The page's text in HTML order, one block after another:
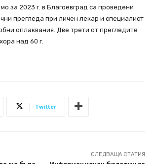
за 2023 г. в Благоевград са проведени
прегледа при личен лекар и специалист
оплаквания. Две трети от прегледите
над 60 г.
Twitter
СЛЕДВАЩА СТАТИЯ